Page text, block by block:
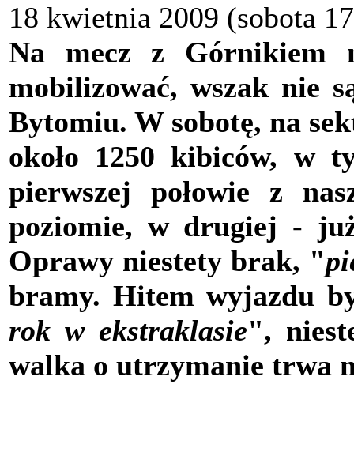
18 kwietnia 2009 (sobota
Na mecz z Górnikiem
mobilizować, wszak nie
Bytomiu. W sobotę, na
około 1250 kibiców, w
pierwszej połowie z
poziomie, w drugiej -
Oprawy niestety brak, "
bramy. Hitem wyjazdu
rok w ekstraklasie",
walka o utrzymanie trwa